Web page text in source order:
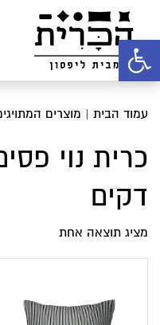
פתח סרגל נגישות
עמוד הבית | מוצרים
כרית נוי
דקים
מציג תוצאה אחת